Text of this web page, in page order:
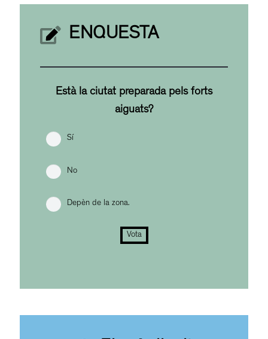
ENQUESTA
Està la ciutat preparada pels forts
aiguats?
Sí
No
Depèn de la zona.
Vota